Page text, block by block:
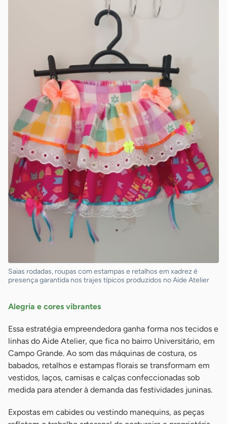
Saias rodadas, roupas com estampas e retalhos em xadrez é
presença garantida nos trajes típicos produzidos no Aide Atelier
Alegria e cores vibrantes
Essa estratégia empreendedora ganha forma nos tecidos e
linhas do Aide Atelier, que fica no bairro Universitário, em
Campo Grande. Ao som das máquinas de costura, os
babados, retalhos e estampas florais se transformam em
vestidos, laços, camisas e calças confeccionadas sob
medida para atender à demanda das festividades juninas.
Expostas em cabides ou vestindo manequins, as peças